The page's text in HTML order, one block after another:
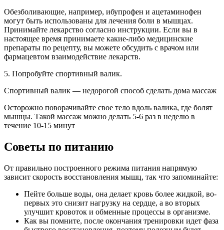
Обезболивающие, например, ибупрофен и ацетаминофен
могут быть использованы для лечения боли в мышцах.
Принимайте лекарство согласно инструкции. Если вы в
настоящее время принимаете какие-либо медицинские
препараты по рецепту, вы можете обсудить с врачом или
фармацевтом взаимодействие лекарств.
5. Попробуйте спортивный валик.
Спортивный валик — недорогой способ сделать дома массаж
Осторожно поворачивайте свое тело вдоль валика, где болят
мышцы. Такой массаж можно делать 5-6 раз в неделю в
течение 10-15 минут
Советы по питанию
От правильно построенного режима питания напрямую
зависит скорость восстановления мышц, так что запоминайте:
Пейте больше воды, она делает кровь более жидкой, во-
первых это снизит нагрузку на сердце, а во вторых
улучшит кровоток и обменные процессы в организме.
Как вы помните, после окончания тренировки идет фаза